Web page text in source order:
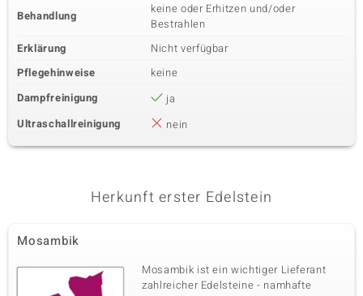
Behandlung
keine oder Erhitzen und/oder
Bestrahlen
Erklärung
Nicht verfügbar
Pflegehinweise
keine
Dampfreinigung
ja
Ultraschallreinigung
nein
Herkunft erster Edelstein
Mosambik
Mosambik ist ein wichtiger Lieferant
zahlreicher Edelsteine - namhafte